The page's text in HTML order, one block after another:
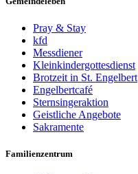
Pray & Stay
kfd
Messdiener
Kleinkindergottesdienst
Brotzeit in St. Engelbert
Engelbertcafé
Sternsingeraktion
Geistliche Angebote
Sakramente
Familienzentrum